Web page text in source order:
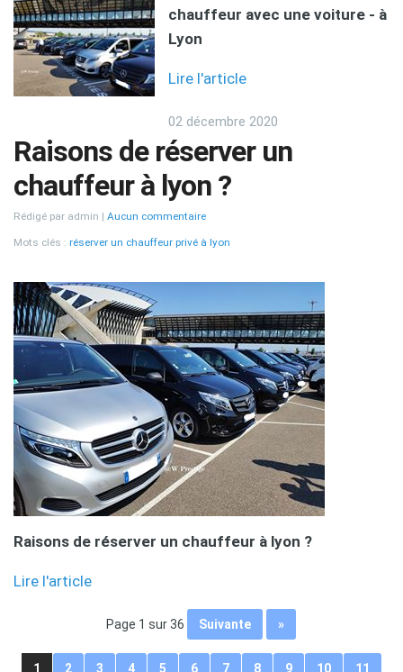
chauffeur avec une voiture - à
Lyon
Lire l'article
02 décembre 2020
Raisons de réserver un
chauffeur à lyon ?
Rédigé par admin Aucun commentaire
Mots clés : réserver un chauffeur privé à lyon
Raisons de réserver un chauffeur à lyon ?
Lire l'article
page 1 sur 36 suivante »
1 2 3 4 5 6 7 8 9 10 11